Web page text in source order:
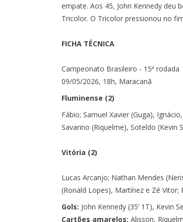
empate. Aos 45, John Kennedy deu
Tricolor. O Tricolor pressionou no
FICHA TÉCNICA
Campeonato Brasileiro - 15ª rodada
09/05/2026, 18h, Maracanã
Fluminense (2)
Fábio; Samuel Xavier (Guga),
Savarino (Riquelme), Soteldo (Kevin
Vitória (2)
Lucas Arcanjo; Nathan Mendes
(Ronald Lopes), Martínez e Zé Vitor;
Gols: John Kennedy (35’ 1T), Kevin
Cartões amarelos: Alisson,